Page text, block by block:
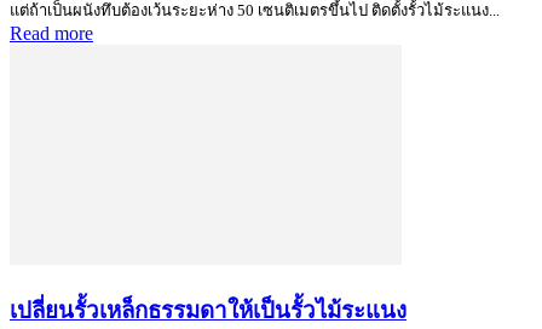
แต่ถ้าเป็นผนังทึบต้องเว้นระยะห่าง 50 เซนติเมตรขึ้นไป ติดตั้งรั้วไม้ระแนง...
Read more
เปลี่ยนรั้วเหล็กธรรมดาให้เป็นรั้วไม้ระแนง